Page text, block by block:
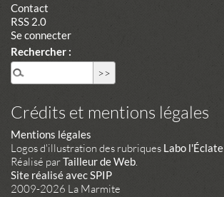
Contact
RSS 2.0
Se connecter
Rechercher :
Crédits et mentions légales
Mentions légales
Logos d'illustration des rubriques Labo l'Éclate
Réalisé parTailleur de Web.
Site réalisé avec SPIP
2009-2026 La Marmite